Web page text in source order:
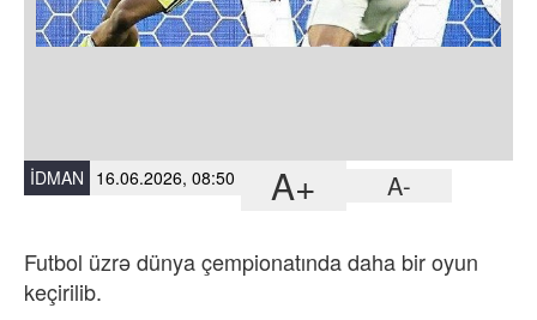
İDMAN 16.06.2026, 08:50 A+ A-
Futbol üzrə dünya çempionatında daha bir oyun
keçirilib.